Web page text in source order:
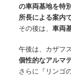
の車両基地を特
所長による案内
その後は、 車両
午後は、カザフ
個性的なアルマ
さらに『リンゴ